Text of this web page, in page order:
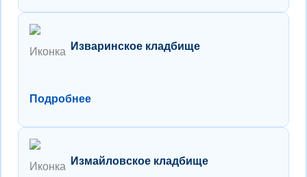
Изваринское кладбище
Подробнее
Измайловское кладбище